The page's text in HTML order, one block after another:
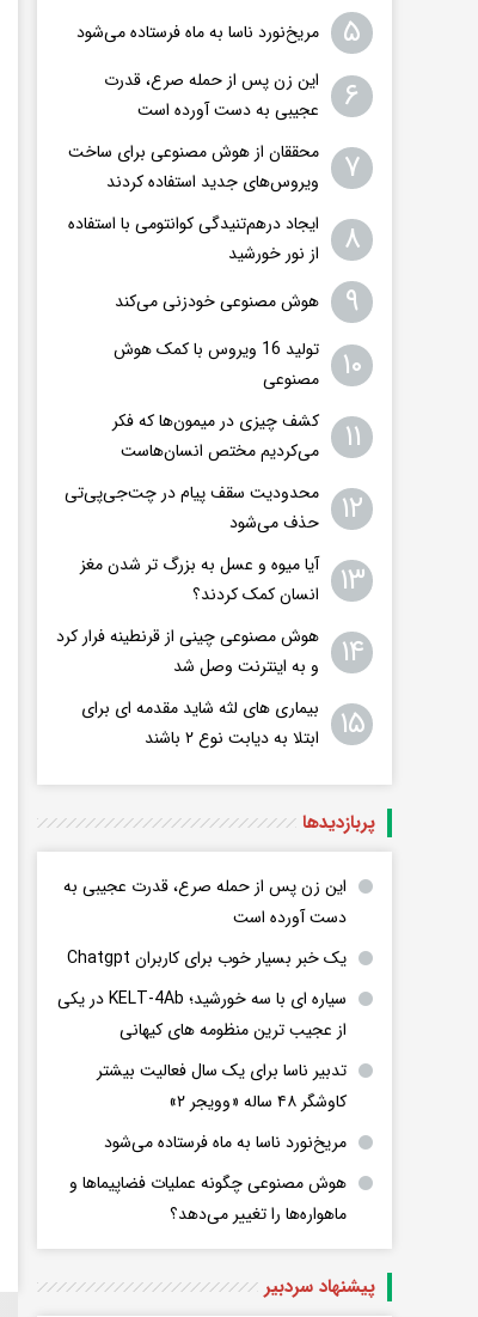
۵ مریخ‌نورد ناسا به ماه فرستاده می‌شود
۶
این زن پس از حمله صرع، قدرت
عجیبی به دست آورده است
۷
محققان از هوش مصنوعی برای ساخت
ویروس‌های جدید استفاده کردند
۸
ایجاد درهم‌تنیدگی کوانتومی با استفاده
از نور خورشید
۹ هوش مصنوعی خودزنی می‌کند
۱۰
تولید 16 ویروس با کمک هوش
مصنوعی
۱۱
کشف چیزی در میمون‌ها که فکر
می‌کردیم مختص انسان‌هاست
۱۲
محدودیت سقف پیام در چت‌جی‌پی‌تی
حذف می‌شود
۱۳
آیا میوه و عسل به بزرگ تر شدن مغز
انسان کمک کردند؟
۱۴
هوش مصنوعی چینی از قرنطینه فرار کرد
و به اینترنت وصل شد
۱۵
بیماری های لثه شاید مقدمه ای برای
ابتلا به دیابت نوع ۲ باشند
پربازدید‌ها
این زن پس از حمله صرع، قدرت عجیبی به
دست آورده است
یک خبر بسیار خوب برای کاربران Chatgpt
سیاره ای با سه خورشید؛ KELT-4Ab در یکی
از عجیب ترین منظومه های کیهانی
تدبیر ناسا برای یک سال فعالیت بیشتر
کاوشگر ۴۸ ساله «وویجر ۲»
مریخ‌نورد ناسا به ماه فرستاده می‌شود
هوش مصنوعی چگونه عملیات فضاپیماها و
ماهواره‌ها را تغییر می‌دهد؟
پیشنهاد سردبیر